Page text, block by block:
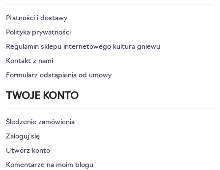
Płatności i dostawy
Polityka prywatności
Regulamin sklepu internetowego kultura gniewu
Kontakt z nami
Formularz odstąpienia od umowy
TWOJE KONTO
Śledzenie zamówienia
Zaloguj się
Utwórz konto
Komentarze na moim blogu